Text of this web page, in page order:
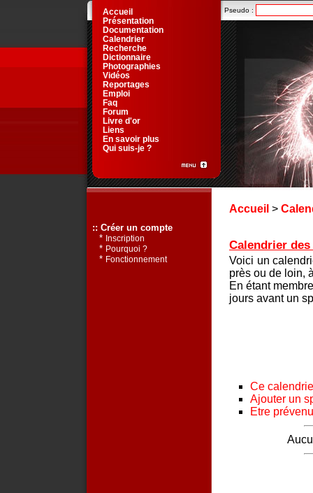
Accueil >
Calendrier
Voici un
près ou de loin,
En étant
jours avant un
Ce
Ajouter un
Etre
Pseudo :
Accueil
Présentation
Documentation
Calendrier
Recherche
Dictionnaire
Photographies
Vidéos
Reportages
Emploi
Faq
Forum
Livre d'or
Liens
En savoir plus
Qui suis-je ?
:: Créer un compte
* Inscription
* Pourquoi ?
* Fonctionnement